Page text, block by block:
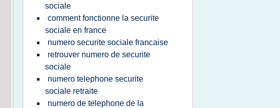
sociale
comment fonctionne la securite
sociale en france
numero securite sociale francaise
retrouver numero de securite
sociale
numero telephone securite
sociale retraite
numero de telephone de la